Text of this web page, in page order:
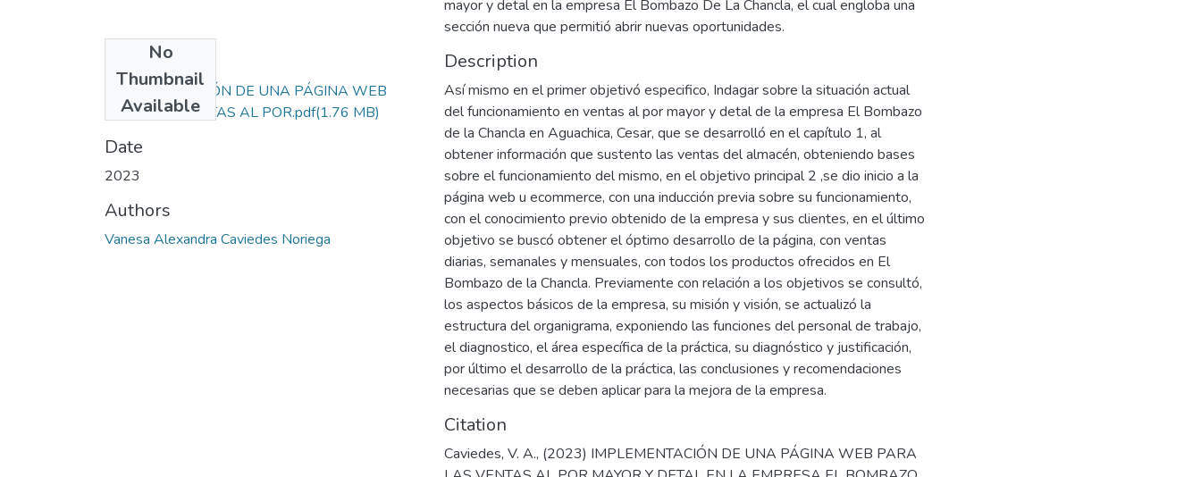
No
Thumbnail
Available
IMPLEMENTACIÓN DE UNA PÁGINA WEB
PARA LAS VENTAS AL POR.pdf(1.76 MB)
Date
2023
Authors
Vanesa Alexandra Caviedes Noriega
mayor y detal en la empresa El Bombazo De La Chancla, el cual engloba una
sección nueva que permitió abrir nuevas oportunidades.
Description
Así mismo en el primer objetivó especifico, Indagar sobre la situación actual
del funcionamiento en ventas al por mayor y detal de la empresa El Bombazo
de la Chancla en Aguachica, Cesar, que se desarrolló en el capítulo 1, al
obtener información que sustento las ventas del almacén, obteniendo bases
sobre el funcionamiento del mismo, en el objetivo principal 2 ,se dio inicio a la
página web u ecommerce, con una inducción previa sobre su funcionamiento,
con el conocimiento previo obtenido de la empresa y sus clientes, en el último
objetivo se buscó obtener el óptimo desarrollo de la página, con ventas
diarias, semanales y mensuales, con todos los productos ofrecidos en El
Bombazo de la Chancla. Previamente con relación a los objetivos se consultó,
los aspectos básicos de la empresa, su misión y visión, se actualizó la
estructura del organigrama, exponiendo las funciones del personal de trabajo,
el diagnostico, el área específica de la práctica, su diagnóstico y justificación,
por último el desarrollo de la práctica, las conclusiones y recomendaciones
necesarias que se deben aplicar para la mejora de la empresa.
Citation
Caviedes, V. A., (2023) IMPLEMENTACIÓN DE UNA PÁGINA WEB PARA